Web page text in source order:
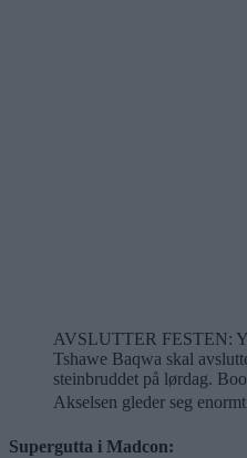
AVSLUTTER FESTEN:
Tshawe Baqwa skal
steinbruddet på lørdag.
Akselsen gleder seg
Supergutta i Madcon: